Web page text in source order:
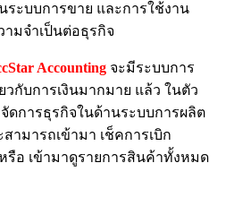
ระบบการขาย และการใช้งาน
มจำเป็นต่อธุรกิจ
Accounting จะมีระบบการ
กับการเงินมากมาย แล้ว ในตัว
ดการธุรกิจในด้านระบบการผลิต
ามารถเข้ามา เช็คการเบิก
รือ เข้ามาดูรายการสินค้าทั้งหมด